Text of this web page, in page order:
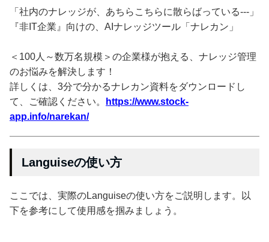
「社内のナレッジが、あちらこちらに散らばっている---」
『非IT企業』向けの、AIナレッジツール「ナレカン」
＜100人～数万名規模＞の企業様が抱える、ナレッジ管理
のお悩みを解決します！
詳しくは、3分で分かるナレカン資料をダウンロードし
て、ご確認ください。
https://www.stock-
app.info/narekan/
Languiseの使い方
ここでは、実際のLanguiseの使い方をご説明します。以
下を参考にして使用感を掴みましょう。